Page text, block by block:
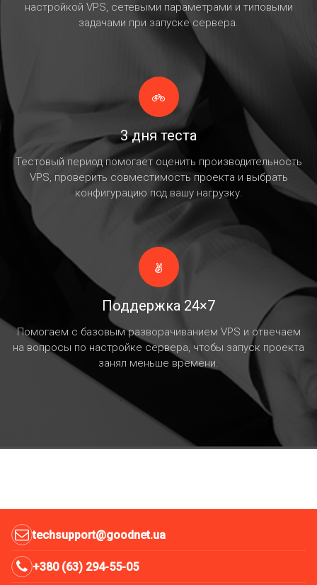
настройкой VPS, сетевыми параметрами и типовыми
задачами при запуске сервера.
3 дня теста
Тестовый период помогает оценить производительность
VPS, проверить совместимость проекта и выбрать
конфигурацию под вашу нагрузку.
Поддержка 24×7
Помогаем с базовым разворачиванием VPS и отвечаем
на вопросы по настройке сервера, чтобы запуск проекта
занял меньше времени.
techsupport@goodnet.ua
+380 (63) 294-55-05